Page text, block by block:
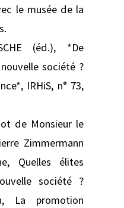
le musée de la
(éd.), *De
société ?
IRHiS, n° 73,
de Monsieur le
Zimmermann
Quelles élites
société ?
La promotion